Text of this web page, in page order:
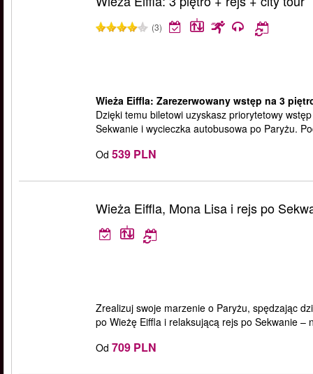
(3)
Wieża Eiffla: Zarezerwowany wstęp na 3
Dzięki temu biletowi uzyskasz priorytetowy
Sekwanie i wycieczka autobusowa po Paryżu.
Od 539 PLN
Wieża Eiffla, Mona Lisa i rejs po
Zrealizuj swoje marzenie o Paryżu, spędzając
po Wieżę Eiffla i relaksującą rejs po Sekwanie –
Od 709 PLN